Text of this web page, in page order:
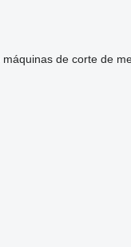
máquinas de corte de